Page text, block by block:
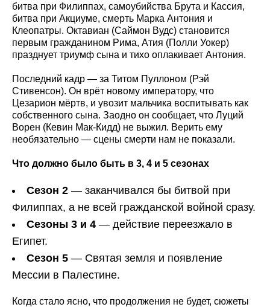
битва при Филиппах, самоубийства Брута и Кассия,
битва при Акциуме, смерть Марка Антония и
Клеопатры. Октавиан (Саймон Вудс) становится
первым гражданином Рима, Атия (Полли Уокер)
празднует триумф сына и тихо оплакивает Антония.
Последний кадр — за Титом Пуллоном (Рэй
Стивенсон). Он врёт новому императору, что
Цезарион мёртв, и увозит мальчика воспитывать как
собственного сына. Заодно он сообщает, что Луций
Ворен (Кевин Мак-Кидд) не выжил. Верить ему
необязательно — сцены смерти нам не показали.
Что должно было быть в 3, 4 и 5 сезонах
Сезон 2 — заканчивался бы битвой при
Филиппах, а не всей гражданской войной сразу.
Сезоны 3 и 4 — действие переезжало в
Египет.
Сезон 5 — Святая земля и появление
Мессии в Палестине.
Когда стало ясно, что продолжения не будет, сюжеты